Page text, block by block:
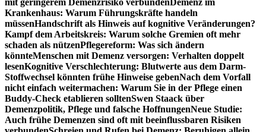
mit geringerem Demenzrisiko verbundenDemenz im
Krankenhaus: Warum Führungskräfte handeln
müssenHandschrift als Hinweis auf kognitive Veränderungen?
Kampf dem Arbeitskreis: Warum solche Gremien oft mehr
schaden als nützenPflegereform: Was sich ändern
könnteMenschen mit Demenz versorgen: Verhalten doppelt
lesenKognitive Verschlechterung: Blutwerte aus dem Darm-
Stoffwechsel könnten frühe Hinweise gebenNach dem Vorfall
nicht einfach weitermachen: Warum Sie in der Pflege einen
Buddy-Check etablieren solltenSwen Staack über
Demenzpolitik, Pflege und falsche HoffnungenNeue Studie:
Auch frühe Demenzen sind oft mit beeinflussbaren Risiken